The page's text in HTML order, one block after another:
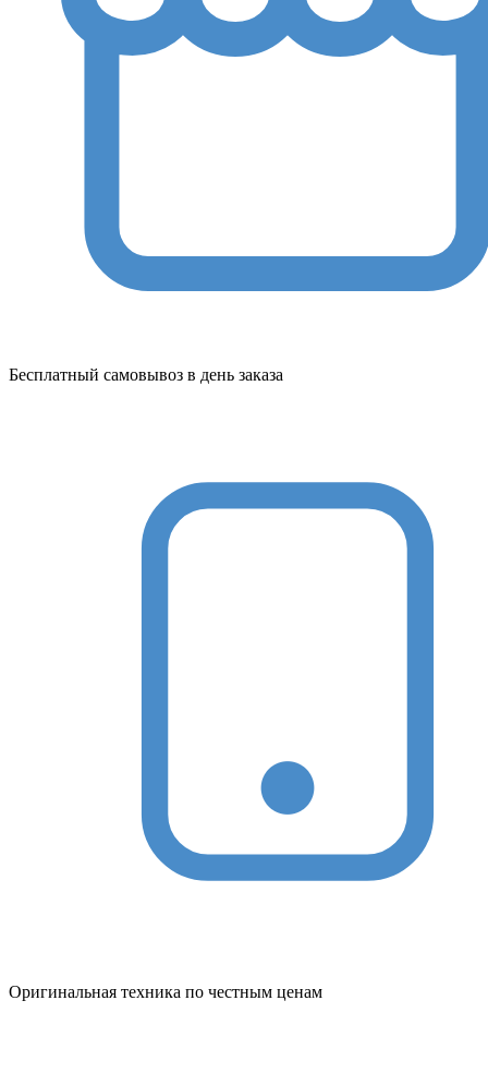
Бесплатный самовывоз в день заказа
Оригинальная техника по честным ценам